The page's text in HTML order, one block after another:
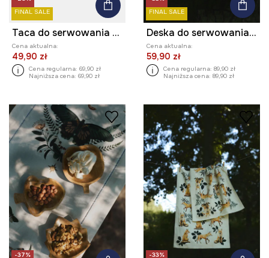
FINAL SALE
Taca do serwowania drewniana - dynia
Cena aktualna:
49,90 zł
Cena regularna: 69,90 zł
Najniższa cena: 69,90 zł
FINAL SALE
Deska do serwowania drewniana z grawerem
Cena aktualna:
59,90 zł
Cena regularna: 89,90 zł
Najniższa cena: 89,90 zł
-37% -33%